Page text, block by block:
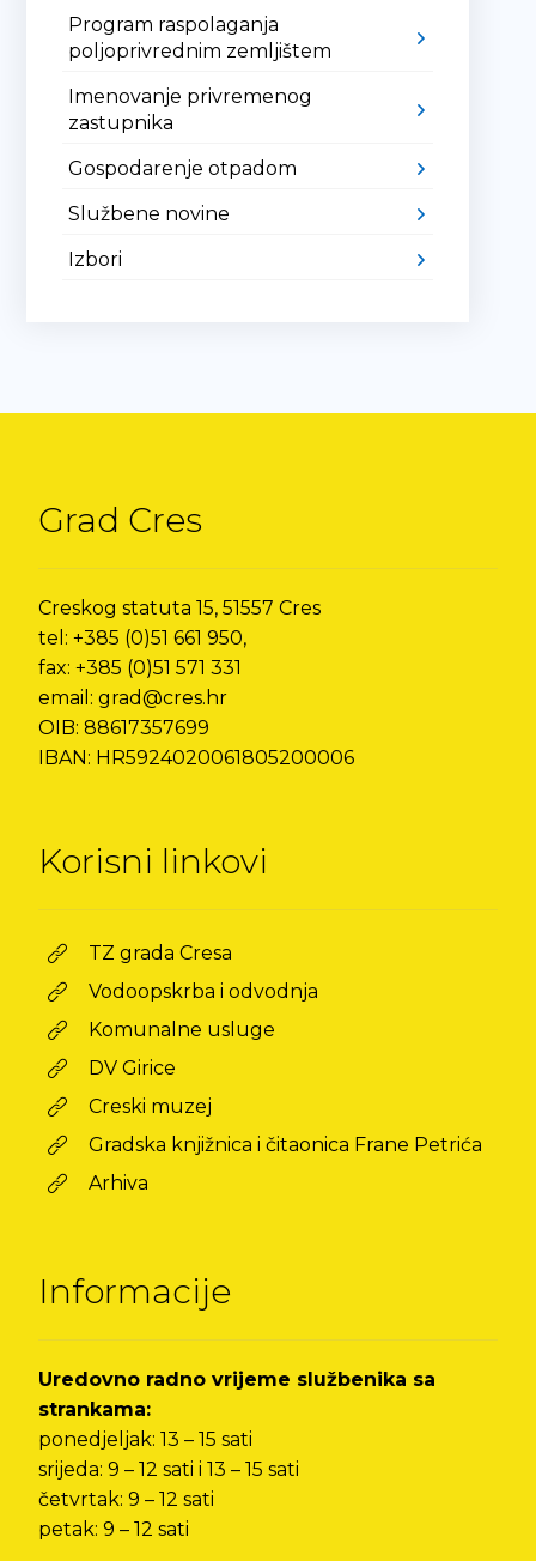
Program raspolaganja
poljoprivrednim zemljištem
Imenovanje privremenog
zastupnika
Gospodarenje otpadom
Službene novine
Izbori
Grad Cres
Creskog statuta 15, 51557 Cres
tel: +385 (0)51 661 950,
fax: +385 (0)51 571 331
email: grad@cres.hr
OIB: 88617357699
IBAN: HR5924020061805200006
Korisni linkovi
TZ grada Cresa
Vodoopskrba i odvodnja
Komunalne usluge
DV Girice
Creski muzej
Gradska knjižnica i čitaonica Frane Petrića
Arhiva
Informacije
Uredovno radno vrijeme službenika sa
strankama:
ponedjeljak: 13 – 15 sati
srijeda: 9 – 12 sati i 13 – 15 sati
četvrtak: 9 – 12 sati
petak: 9 – 12 sati